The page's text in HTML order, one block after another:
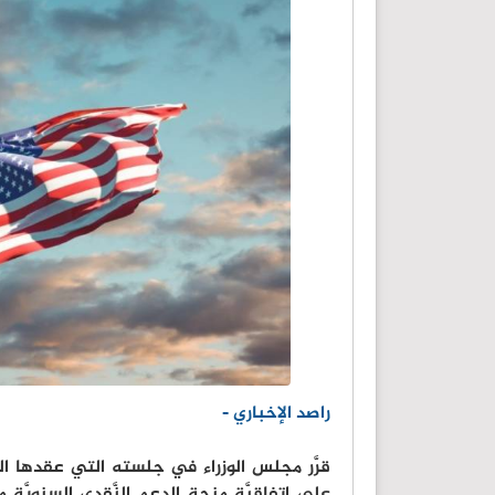
راصد الإخباري -
قرَّر مجلس الوزراء في جلسته التي عقدها